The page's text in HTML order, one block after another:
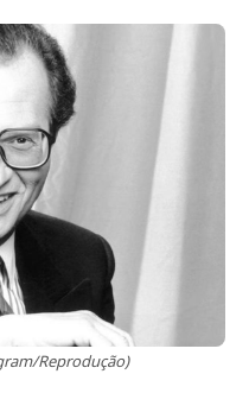
Reprodução)